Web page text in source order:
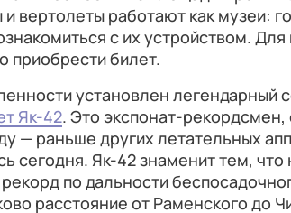
вертолеты работают как музеи:
с их устройством.
приобрести билет.
установлен легендарный
Як-42. Это экспонат-рекордсмен,
— раньше других летательных
сегодня. Як-42 знаменит тем,
по дальности
расстояние от Раменского до